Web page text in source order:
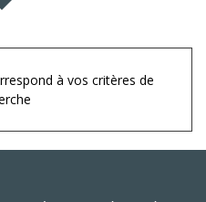
à vos critères de